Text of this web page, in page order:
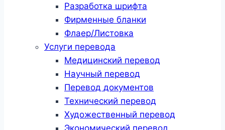
Разработка шрифта
Фирменные бланки
Флаер/Листовка
Услуги перевода
Медицинский перевод
Научный перевод
Перевод документов
Технический перевод
Художественный перевод
Экономический перевод